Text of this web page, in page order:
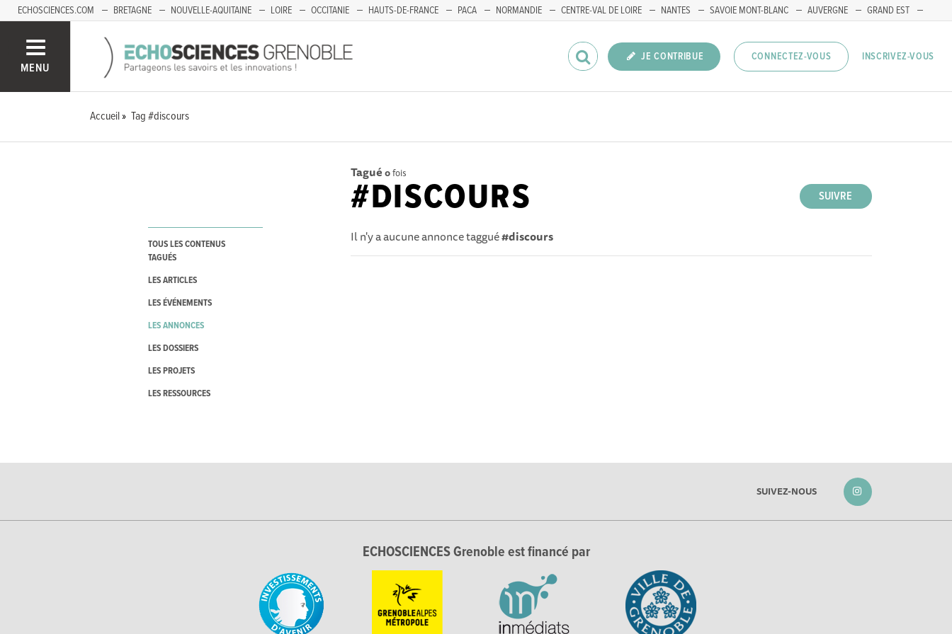
ECHOSCIENCES.COM BRETAGNE NOUVELLE-AQUITAINE LOIRE OCCITANIE HAUTS-DE-FRANCE PACA NORMANDIE CENTRE-VAL DE LOIRE NANTES SAVOIE MONT-BLANC AUVERGNE
GRAND EST
MENU
JE CONTRIBUE CONNECTEZ-VOUS INSCRIVEZ-VOUS
Accueil Tag #discours
TOUS LES CONTENUS
TAGUÉS
LES ARTICLES
LES ÉVÉNEMENTS
LES ANNONCES
LES DOSSIERS
LES PROJETS
LES RESSOURCES
Tagué 0fois
SUIVRE
#DISCOURS
Il n'y a aucune annonce taggué#discours
SUIVEZ-NOUS
ECHOSCIENCES Grenoble est financé par